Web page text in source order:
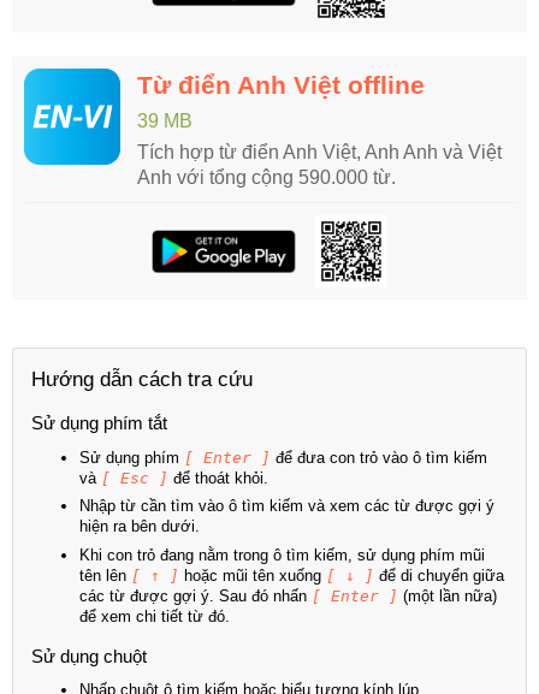
Từ điển Anh Việt offline
39 MB
Tích hợp từ điển Anh Việt, Anh Anh và Việt
Anh với tổng cộng 590.000 từ.
Hướng dẫn cách tra cứu
Sử dụng phím tắt
Sử dụng phím [ Enter ] để đưa con trỏ vào ô tìm kiếm
và [ Esc ] để thoát khỏi.
Nhập từ cần tìm vào ô tìm kiếm và xem các từ được gợi ý
hiện ra bên dưới.
Khi con trỏ đang nằm trong ô tìm kiếm, sử dụng phím mũi
tên lên [ ↑ ] hoặc mũi tên xuống [ ↓ ] để di chuyển giữa
các từ được gợi ý. Sau đó nhấn [ Enter ] (một lần nữa)
để xem chi tiết từ đó.
Sử dụng chuột
Nhấp chuột ô tìm kiếm hoặc biểu tượng kính lúp.